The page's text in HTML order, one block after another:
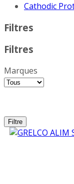
Cathodic
Filtres
Filtres
Marques